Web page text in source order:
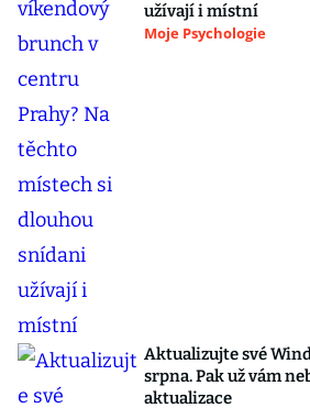
užívají i místní
Moje Psychologie
Aktualizujte své
srpna. Pak už vám
aktualizace